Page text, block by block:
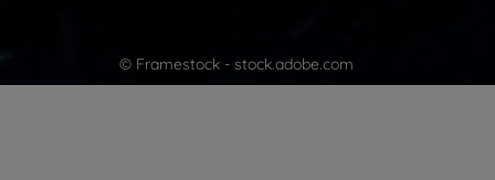
© Framestock - stock.adobe.com